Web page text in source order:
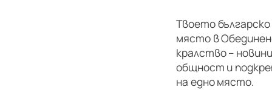
Твоето българско
място в
кралство –
общност и
на едно място.